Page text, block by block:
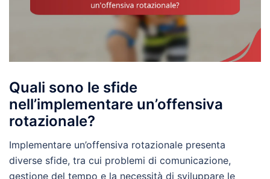
Quali sono le sfide
nell’implementare un’offensiva
rotazionale?
Implementare un’offensiva rotazionale presenta
diverse sfide, tra cui problemi di comunicazione,
gestione del tempo e la necessità di sviluppare le